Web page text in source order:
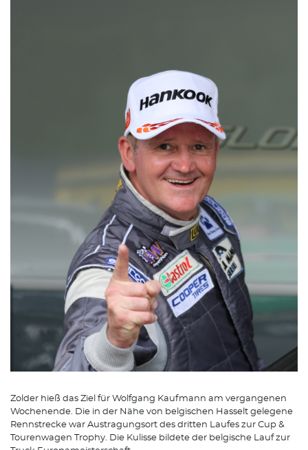
Zolder hieß das Ziel für Wolfgang Kaufmann am vergangenen
Wochenende. Die in der Nähe von belgischen Hasselt gelegene
Rennstrecke war Austragungsort des dritten Laufes zur Cup &
Tourenwagen Trophy. Die Kulisse bildete der belgische Lauf zur